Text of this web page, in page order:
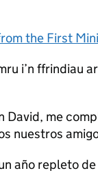
the First
i’n ffrindiau
David, me
nuestros
año repleto